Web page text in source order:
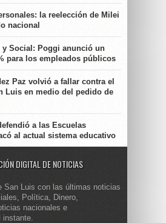
la reelección de Milei
nacional
y Social: Poggi anunció un
para los empleados públicos
Paz volvió a fallar contra el
Luis en medio del pedido de
a las Escuelas
al actual sistema educativo
DIGITAL DE NOTICIAS
San Luis con las últimas noticias
Política, Dinero,
nacionales e